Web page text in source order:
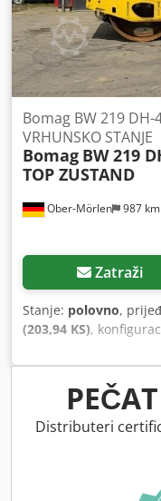
Ober-Mörlen 987 km
Bomag BW 219 DH-
VRHUNSKO STANJE
Bomag BW 219
TOP ZUSTAND
Zatraži
Stanje: polovno,
(203,94 KS),
, Godina
Distributeri